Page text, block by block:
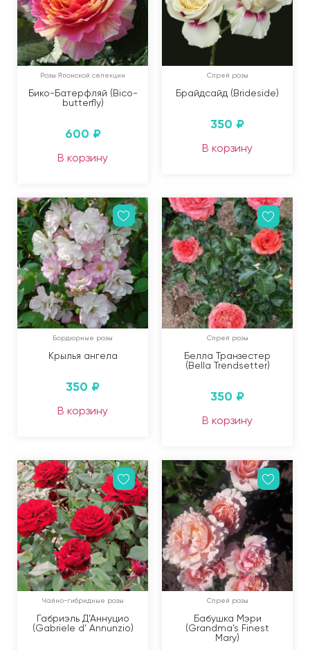
Розы Японской селекции
Бико-Батерфляй (Bico-
butterfly)
600 ₽
В корзину
Спрей розы
Брайдсайд (Brideside)
350 ₽
В корзину
Бордюрные розы
Крылья ангела
350 ₽
В корзину
Спрей розы
Белла Транзестер
(Bella Trendsetter)
350 ₽
В корзину
Чайно-гибридные розы
Габриэль Д’Аннуцио
(Gabriele d’ Annunzio)
Спрей розы
Бабушка Мэри
(Grandma’s Finest
Mary)